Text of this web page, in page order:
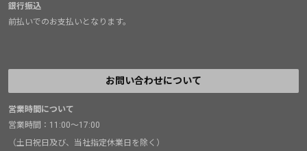
銀行振込
前払いでのお支払いとなります。
お問い合わせについて
営業時間について
営業時間：11:00～17:00
（土日祝日及び、当社指定休業日を除く）